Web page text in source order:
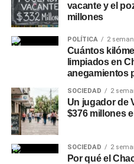
vacante y el
millones
POLÍTICA 2
Cuántos
limpiados en
anegamientos
SOCIEDAD 2
Un jugador de
$376 millones
SOCIEDAD 2
Por qué el